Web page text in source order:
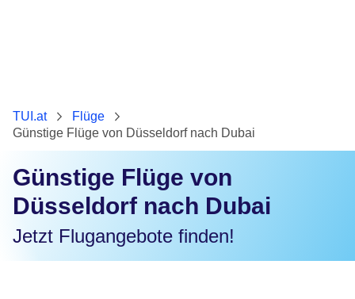
TUI.at
Flüge
Günstige Flüge von Düsseldorf nach Dubai
Günstige Flüge von
Düsseldorf nach Dubai
Jetzt Flugangebote finden!